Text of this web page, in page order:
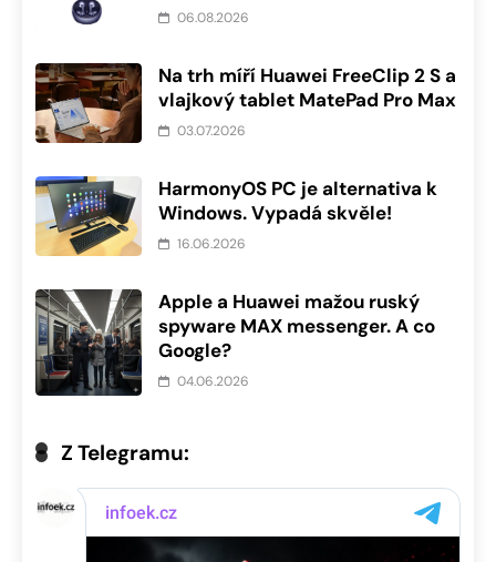
06.08.2026
Na trh míří Huawei FreeClip 2 S a
vlajkový tablet MatePad Pro Max
03.07.2026
HarmonyOS PC je alternativa k
Windows. Vypadá skvěle!
16.06.2026
Apple a Huawei mažou ruský
spyware MAX messenger. A co
Google?
04.06.2026
Z Telegramu: